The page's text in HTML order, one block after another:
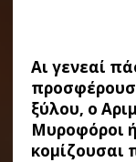
Αι γενεαί
ξύλου, ο
Μυροφόροι
κομίζουσαι